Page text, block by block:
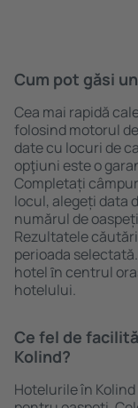
Cum pot găsi
Cea mai rapidă
folosind motorul
date cu locuri de
opţiuni este o
Completați
locul, alegeți data
numărul de
Rezultatele
perioada
hotel ȋn centrul
hotelului.
Ce fel de
Kolind?
Hotelurile în